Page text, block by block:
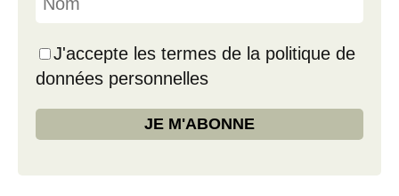
J'accepte les termes de la politique de
données personnelles